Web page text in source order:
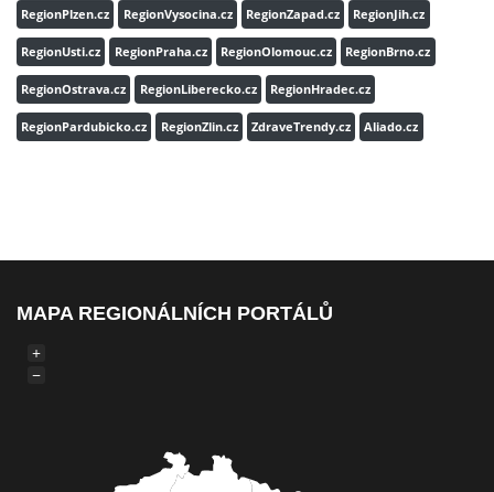
RegionPlzen.cz RegionVysocina.cz RegionZapad.cz RegionJih.cz
RegionUsti.cz RegionPraha.cz RegionOlomouc.cz RegionBrno.cz
RegionOstrava.cz RegionLiberecko.cz RegionHradec.cz
RegionPardubicko.cz RegionZlin.cz ZdraveTrendy.cz Aliado.cz
MAPA REGIONÁLNÍCH PORTÁLŮ
+
−